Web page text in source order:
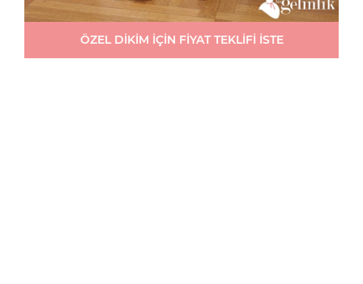
ÖZEL DİKİM İÇİN FİYAT TEKLİFİ İSTE